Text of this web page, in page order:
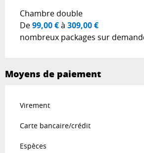
Chambre double
De99,00 €à 309,00 €
nombreux packages sur
Moyens de paiement
Virement
Carte bancaire/crédit
Espèces